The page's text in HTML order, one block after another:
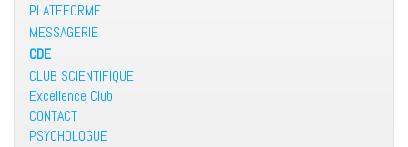
PLATEFORME
MESSAGERIE
CDE
CLUB SCIENTIFIQUE
Excellence Club
CONTACT
PSYCHOLOGUE